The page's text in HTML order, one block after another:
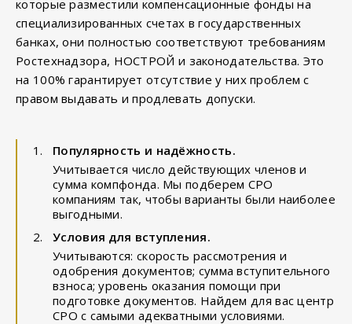
которые разместили компенсационные фонды на
специализированных счетах в государственных
банках, они полностью соответствуют требованиям
Ростехнадзора, НОСТРОЙ и законодательства. Это
на 100% гарантирует отсутствие у них проблем с
правом выдавать и продлевать допуски.
Популярность и надёжность.
Учитывается число действующих членов и
сумма компфонда. Мы подберем СРО
компаниям так, чтобы варианты были наиболее
выгодными.
Условия для вступления.
Учитываются: скорость рассмотрения и
одобрения документов; сумма вступительного
взноса; уровень оказания помощи при
подготовке документов. Найдем для вас центр
СРО с самыми адекватными условиями.